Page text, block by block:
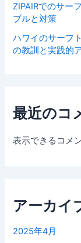
ZIPAIRでのサー
ブルと対策
ハワイのサーフ
の教訓と実践的
最近のコ
表示できるコメ
アーカイ
2025年4月